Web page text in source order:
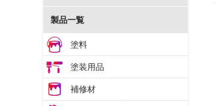
製品一覧
塗料
塗装用品
補修材